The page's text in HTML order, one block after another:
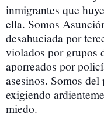
inmigrantes que
ella. Somos
desahuciada por
violados por grupos
aporreados por
asesinos. Somos
exigiendo
miedo.